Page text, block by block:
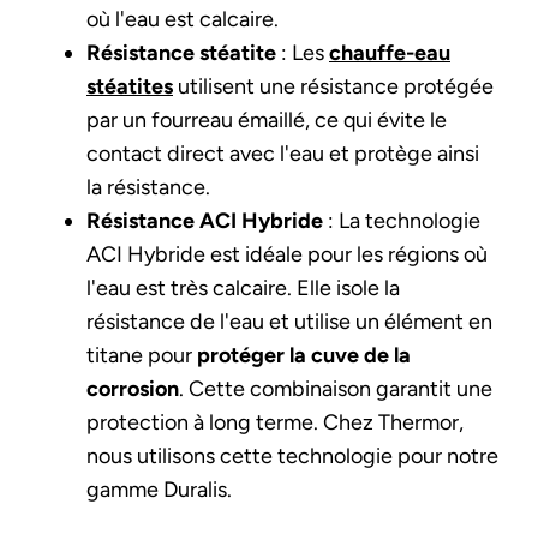
où l'eau est calcaire.
Résistance stéatite : Leschauffe-eau
stéatites utilisent une résistance protégée
par un fourreau émaillé, ce qui évite le
contact direct avec l'eau et protège ainsi
la résistance.
Résistance ACI Hybride : La technologie
ACI Hybride est idéale pour les régions où
l'eau est très calcaire. Elle isole la
résistance de l'eau et utilise un élément en
titane pour protéger la cuve de la
corrosion. Cette combinaison garantit une
protection à long terme. Chez Thermor,
nous utilisons cette technologie pour notre
gamme Duralis.